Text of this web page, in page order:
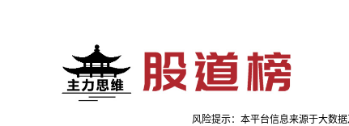
风险提示：本平台信息来源于大数